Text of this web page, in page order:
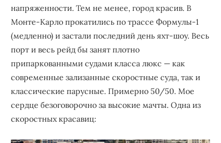
напряженности. Тем не менее, город красив. В
Монте-Карло прокатились по трассе Формулы-1
(медленно) и застали последний день яхт-шоу. Весь
порт и весь рейд бы занят плотно
припаркованными судами класса люкс — как
современные зализанные скоростные суда, так и
классические парусные. Примерно 50/50. Мое
сердце безоговорочно за высокие мачты. Одна из
скоростных красавиц: